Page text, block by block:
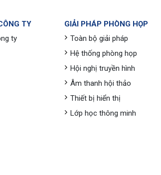
TY
ty
GIẢI PHÁP PHÒNG HỌP
Toàn bộ giải pháp
Hệ thống phòng họp
Hội nghị truyền hình
Âm thanh hội thảo
Thiết bị hiển thị
Lớp học thông minh